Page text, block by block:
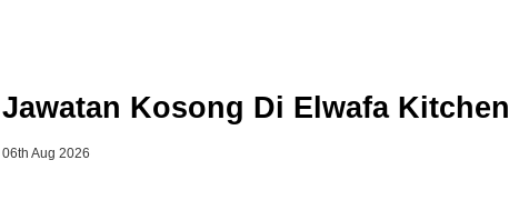
Jawatan Kosong Di Elwafa Kitchen
06th Aug 2026